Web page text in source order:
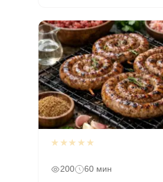
★★★★★
200 60 мин